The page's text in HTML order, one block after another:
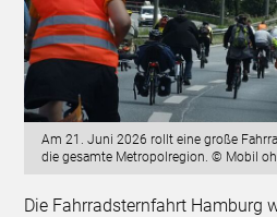
Am 21. Juni 2026 rollt eine große
die gesamte Metropolregion. © Mobil
Die Fahrradsternfahrt Hamburg